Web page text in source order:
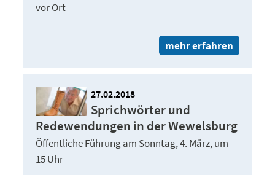
vor Ort
mehr erfahren
27.02.2018
Sprichwörter und
Redewendungen in der Wewelsburg
Öffentliche Führung am Sonntag, 4. März, um
15 Uhr